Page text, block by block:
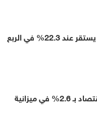
معدل البطالة بالأردن يستقر عند 22.3% في الربع
الأردن يتوقع نمو الاقتصاد بـ 2.6% في ميزانية